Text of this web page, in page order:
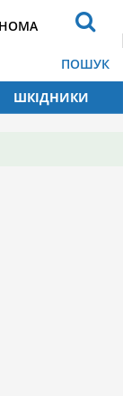
ПОШУК
ШКІДНИКИ